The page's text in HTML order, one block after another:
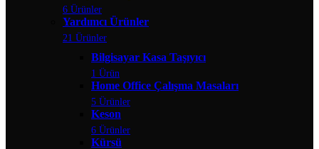
6 Ürünler
Yardımcı Ürünler
21 Ürünler
Bilgisayar Kasa Taşıyıcı
1 Ürün
Home Office Çalışma Masaları
5 Ürünler
Keson
6 Ürünler
Kürsü